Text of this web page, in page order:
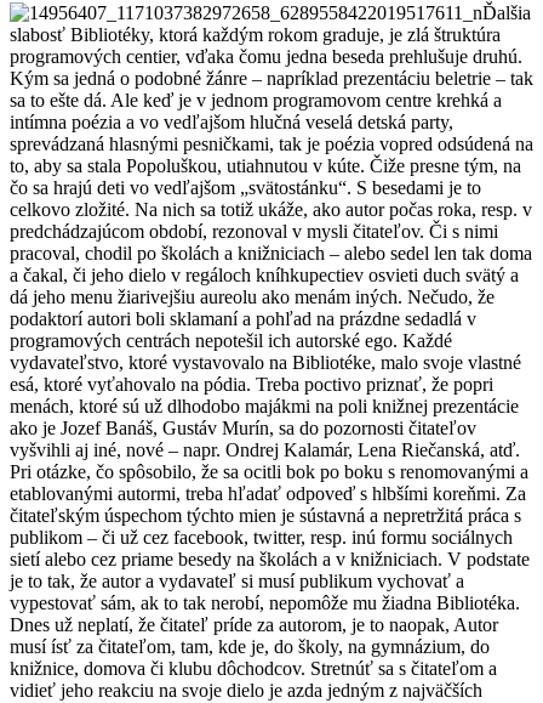
Ďalšia
slabosť Bibliotéky, ktorá každým rokom graduje, je zlá štruktúra
programových centier, vďaka čomu jedna beseda prehlušuje druhú.
Kým sa jedná o podobné žánre – napríklad prezentáciu beletrie – tak
sa to ešte dá. Ale keď je v jednom programovom centre krehká a
intímna poézia a vo vedľajšom hlučná veselá detská party,
sprevádzaná hlasnými pesničkami, tak je poézia vopred odsúdená na
to, aby sa stala Popoluškou, utiahnutou v kúte. Čiže presne tým, na
čo sa hrajú deti vo vedľajšom „svätostánku“. S besedami je to
celkovo zložité. Na nich sa totiž ukáže, ako autor počas roka, resp. v
predchádzajúcom období, rezonoval v mysli čitateľov. Či s nimi
pracoval, chodil po školách a knižniciach – alebo sedel len tak doma
a čakal, či jeho dielo v regáloch kníhkupectiev osvieti duch svätý a
dá jeho menu žiarivejšiu aureolu ako menám iných. Nečudo, že
podaktorí autori boli sklamaní a pohľad na prázdne sedadlá v
programových centrách nepotešil ich autorské ego. Každé
vydavateľstvo, ktoré vystavovalo na Bibliotéke, malo svoje vlastné
esá, ktoré vyťahovalo na pódia. Treba poctivo priznať, že popri
menách, ktoré sú už dlhodobo majákmi na poli knižnej prezentácie
ako je Jozef Banáš, Gustáv Murín, sa do pozornosti čitateľov
vyšvihli aj iné, nové – napr. Ondrej Kalamár, Lena Riečanská, atď.
Pri otázke, čo spôsobilo, že sa ocitli bok po boku s renomovanými a
etablovanými autormi, treba hľadať odpoveď s hlbšími koreňmi. Za
čitateľským úspechom týchto mien je sústavná a nepretržitá práca s
publikom – či už cez facebook, twitter, resp. inú formu sociálnych
sietí alebo cez priame besedy na školách a v knižniciach. V podstate
je to tak, že autor a vydavateľ si musí publikum vychovať a
vypestovať sám, ak to tak nerobí, nepomôže mu žiadna Bibliotéka.
Dnes už neplatí, že čitateľ príde za autorom, je to naopak, Autor
musí ísť za čitateľom, tam, kde je, do školy, na gymnázium, do
knižnice, domova či klubu dôchodcov. Stretnúť sa s čitateľom a
vidieť jeho reakciu na svoje dielo je azda jedným z najväčších